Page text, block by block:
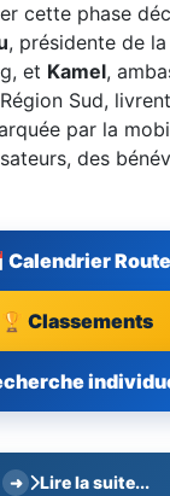
cette phase
, présidente de
et Kamel,
Sud,
par la
des
Calendrier Route
🏆 Classements
Lire la suite...